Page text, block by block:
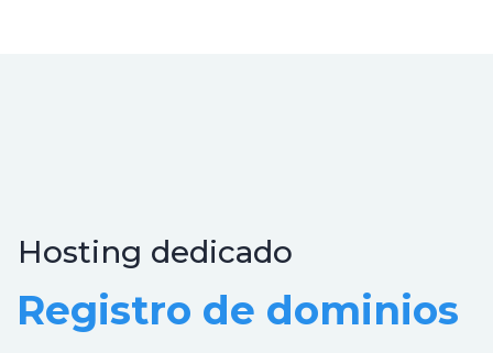
Hosting dedicado
Registro de dominios